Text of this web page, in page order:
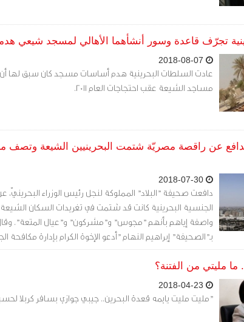
تجرّف قاعدة وسور أنشأهما الأهالي لمسجد شيعي هدمته
عادت السلطات البحرينية هدم أساسات مسجد كان سبق لها
مساجد الشيعة عقب احتجاجات العام 2011.
عن راقصة مصريّة شتمت البحرينيين الشيعة وتصف
دافعت صحيفة "البلاد" المملوكة لنجل رئيس الوزراء
الجنسية البحرينية كانت قد شتمت في تغريدات السكان الشيعة
واصفة إياهم بأنهم "مجوس" و"مشركون" و"عيال المتعة". وقال
بـ"الصحيفة" إبراهيم النهام "أدعو الإخوة الكرام بإدارة مكافحة
تتبع سير هذه القضية، وملاحقة من يقف خلف التغريدات التي
مرتكبيها، وفضحهم، وتقديمهم للعدالة، ودامت البحرين ومصر
مليتي من الفتنة؟
"مليت مليت يايمه قعدة البحرين.. جيبي جوازي بسافر كربلا